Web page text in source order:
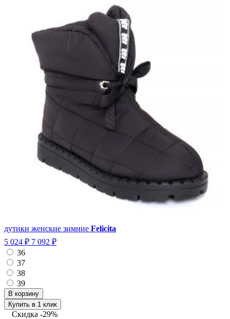
дутики женские зимние Felicita
5 024 ₽ 7 092 ₽
36
37
38
39
Купить в 1 клик
Скидка -29%